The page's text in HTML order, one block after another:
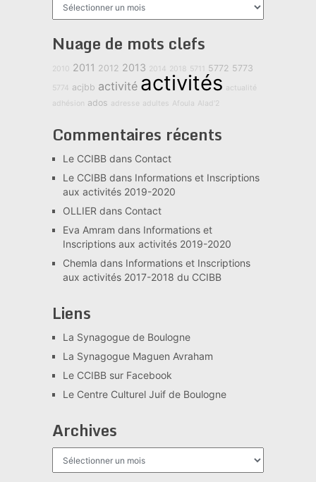
Nuage de mots clefs
2010 2011 2012 2013 2014 2018 5711 5772 5773
5774 acjbb activité activités actualité
adhésion ados adresse adultes Afoula Alad'2
Commentaires récents
Le CCIBBdans Contact
Le CCIBBdans Informations et Inscriptions
aux activités 2019-2020
OLLIER dans Contact
Eva Amram dans Informations et
Inscriptions aux activités 2019-2020
Chemla dans Informations et Inscriptions
aux activités 2017-2018 du CCIBB
Liens
La Synagogue de Boulogne
La Synagogue Maguen Avraham
Le CCIBB sur Facebook
Le Centre Culturel Juif de Boulogne
Archives